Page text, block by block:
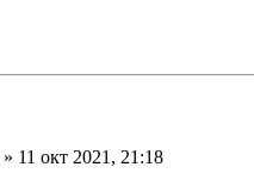
» 11 окт 2021, 21:18